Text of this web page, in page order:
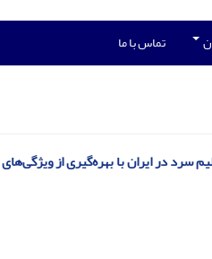
تماس با ما
سرد در ایران با بهره‌گیری از